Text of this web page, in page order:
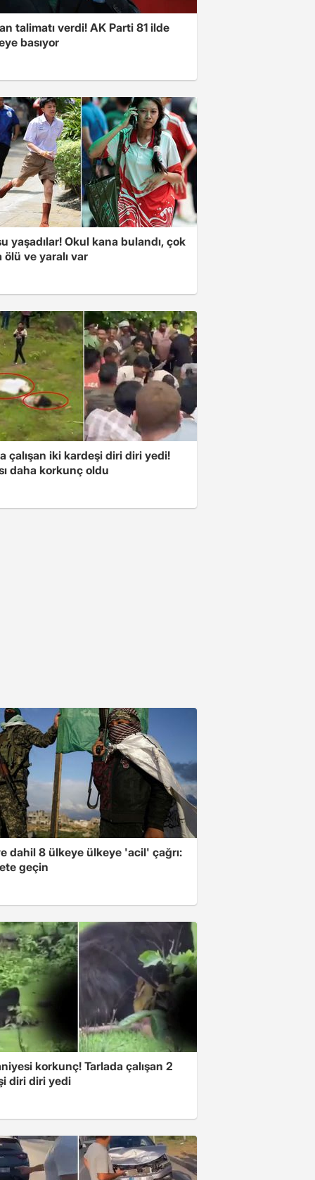
talimatı verdi! AK Parti 81 ilde
basıyor
yaşadılar! Okul kana bulandı, çok
ölü ve yaralı var
çalışan iki kardeşi diri diri yedi!
daha korkunç oldu
dahil 8 ülkeye ülkeye 'acil' çağrı:
geçin
korkunç! Tarlada çalışan 2
diri diri yedi